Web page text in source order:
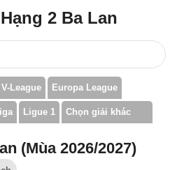
2 Ba Lan
V-League Europa League
Ligue 1 Chọn giải khác
(Mùa 2026/2027)